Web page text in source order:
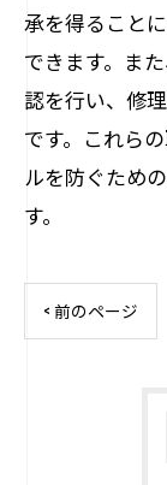
承を得ること
できます。ま
認を行い、修
です。これら
ルを防ぐため
す。
< 前のページ